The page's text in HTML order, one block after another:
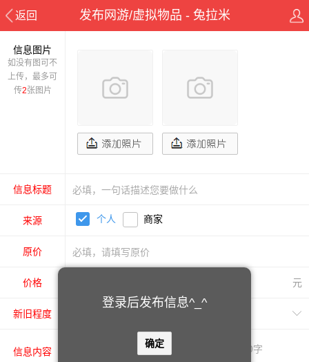
登录后发布信息^_^
确定
返回 发布网游/虚拟物品 - 兔拉米
信息图片
如没有图可不
上传，最多可
传2张图片
信息标题
来源 个人 商家
原价
价格 元
新旧程度
信息内容